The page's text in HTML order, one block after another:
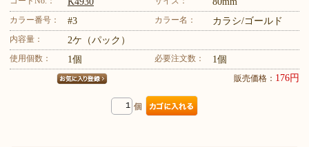
カラー番号： #3 カラー名： カラシ/ゴールド
内容量： 2ケ（パック）
使用個数： 1個 必要注文数： 1個
販売価格： 176円
個